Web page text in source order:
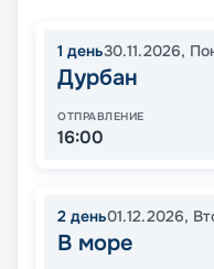
1 день30.11.2026,
Дурбан
ОТПРАВЛЕНИЕ
16:00
2 день01.12.2026,
В море